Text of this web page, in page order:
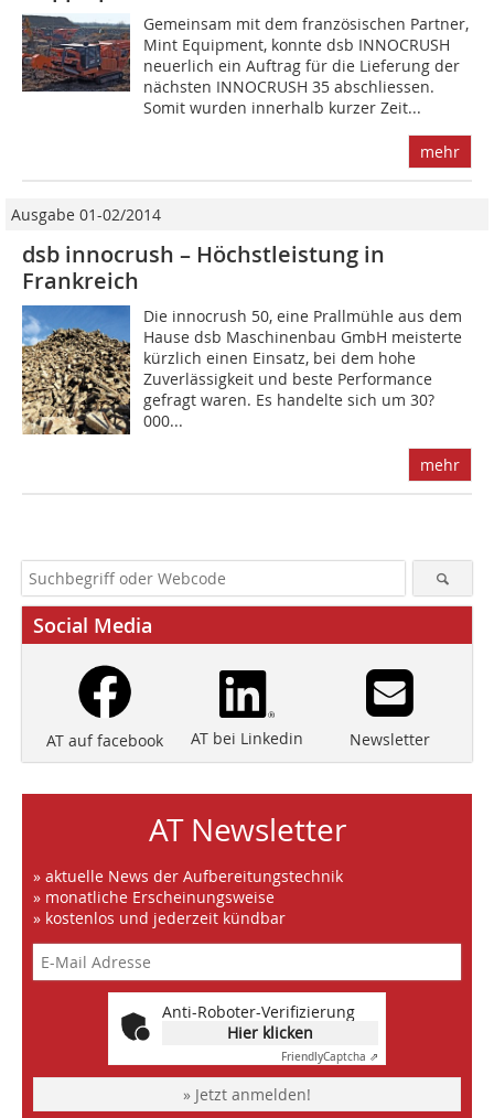
Gemeinsam mit dem französischen Partner,
Mint Equipment, konnte dsb INNOCRUSH
neuerlich ein ­Auftrag für die Lieferung der
nächsten INNOCRUSH 35 abschliessen.
Somit wurden innerhalb kurzer Zeit...
mehr
Ausgabe 01-02/2014
dsb innocrush – Höchst­leistung in
Frankreich
Die innocrush 50, eine Prallmühle aus dem
Hause dsb Maschinenbau GmbH meisterte
kürzlich einen Einsatz, bei dem hohe
Zuverlässigkeit und beste Performance
gefragt waren. Es handelte sich um 30?
000...
mehr
Social Media
AT auf facebook AT bei Linkedin Newsletter
AT Newsletter
» aktuelle News der Aufbereitungstechnik
» monatliche Erscheinungsweise
» kostenlos und jederzeit kündbar
Anti-Roboter-Verifizierung
Hier klicken
FriendlyCaptcha ⇗
» Jetzt anmelden!